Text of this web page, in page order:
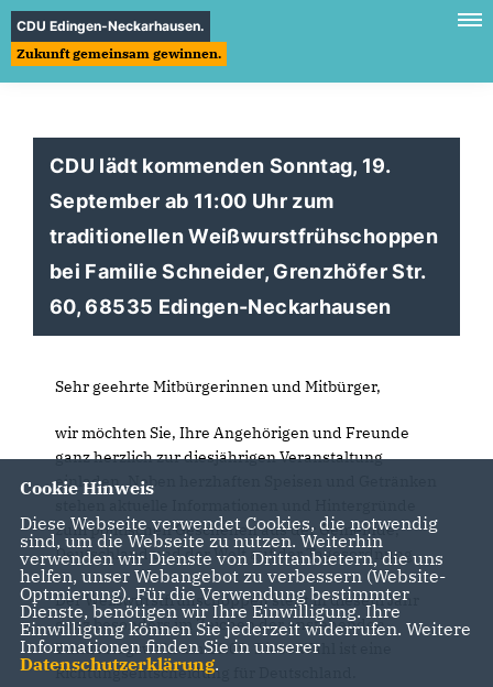
CDU Edingen-Neckarhausen.
Zukunft gemeinsam gewinnen.
CDU lädt kommenden Sonntag, 19.
September ab 11:00 Uhr zum
traditionellen Weißwurstfrühschoppen
bei Familie Schneider, Grenzhöfer Str.
60, 68535 Edingen-Neckarhausen
Sehr geehrte Mitbürgerinnen und Mitbürger,
wir möchten Sie, Ihre Angehörigen und Freunde
ganz herzlich zur diesjährigen Veranstaltung
einladen. Neben herzhaften Speisen und Getränken
zum politischen Geschehen aus der Gemeinde,
Deutschland und der Welt auf der Tagesordnung.
Der Weißwurstfrühschoppen steht in diesem Jahr
ganz besonders im Zeichen der anstehenden
Bundestagswahl am 26.09. Diese Wahl ist eine
Richtungsentscheidung für Deutschland.
Cookie Hinweis
Diese Webseite verwendet Cookies, die notwendig
sind, um die Webseite zu nutzen. Weiterhin
verwenden wir Dienste von Drittanbietern, die uns
helfen, unser Webangebot zu verbessern (Website-
Optmierung). Für die Verwendung bestimmter
Dienste, benötigen wir Ihre Einwilligung. Ihre
Einwilligung können Sie jederzeit widerrufen. Weitere
Informationen finden Sie in unserer
Datenschutzerklärung.